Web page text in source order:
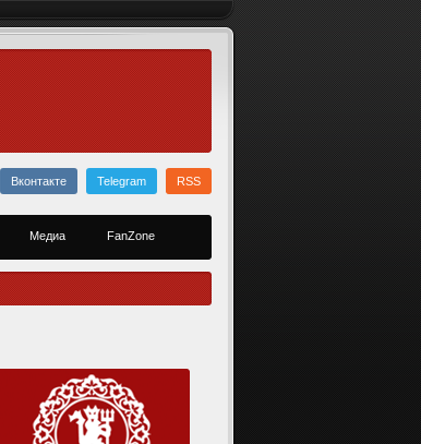
Вконтакте Telegram RSS
Медиа FanZone